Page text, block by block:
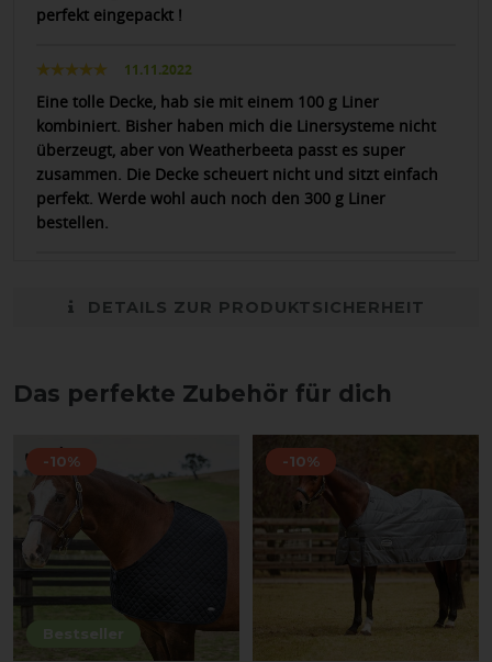
perfekt eingepackt !
11.11.2022
Eine tolle Decke, hab sie mit einem 100 g Liner
kombiniert. Bisher haben mich die Linersysteme nicht
überzeugt, aber von Weatherbeeta passt es super
zusammen. Die Decke scheuert nicht und sitzt einfach
perfekt. Werde wohl auch noch den 300 g Liner
bestellen.
DETAILS ZUR PRODUKTSICHERHEIT
Das perfekte Zubehör für dich
Bestseller
-10% -10%